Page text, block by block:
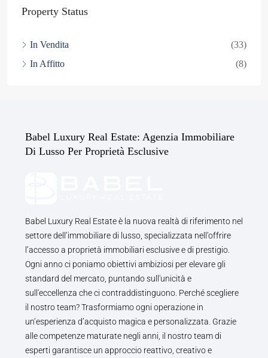
Property Status
In Vendita
(33)
In Affitto
(8)
Babel Luxury Real Estate: Agenzia Immobiliare
Di Lusso Per Proprietà Esclusive
Babel Luxury Real Estate è la nuova realtà di riferimento nel
settore dell’immobiliare di lusso, specializzata nell’offrire
l’accesso a proprietà immobiliari esclusive e di prestigio.
Ogni anno ci poniamo obiettivi ambiziosi per elevare gli
standard del mercato, puntando sull'unicità e
sull'eccellenza che ci contraddistinguono. Perché scegliere
il nostro team? Trasformiamo ogni operazione in
un’esperienza d’acquisto magica e personalizzata. Grazie
alle competenze maturate negli anni, il nostro team di
esperti garantisce un approccio reattivo, creativo e